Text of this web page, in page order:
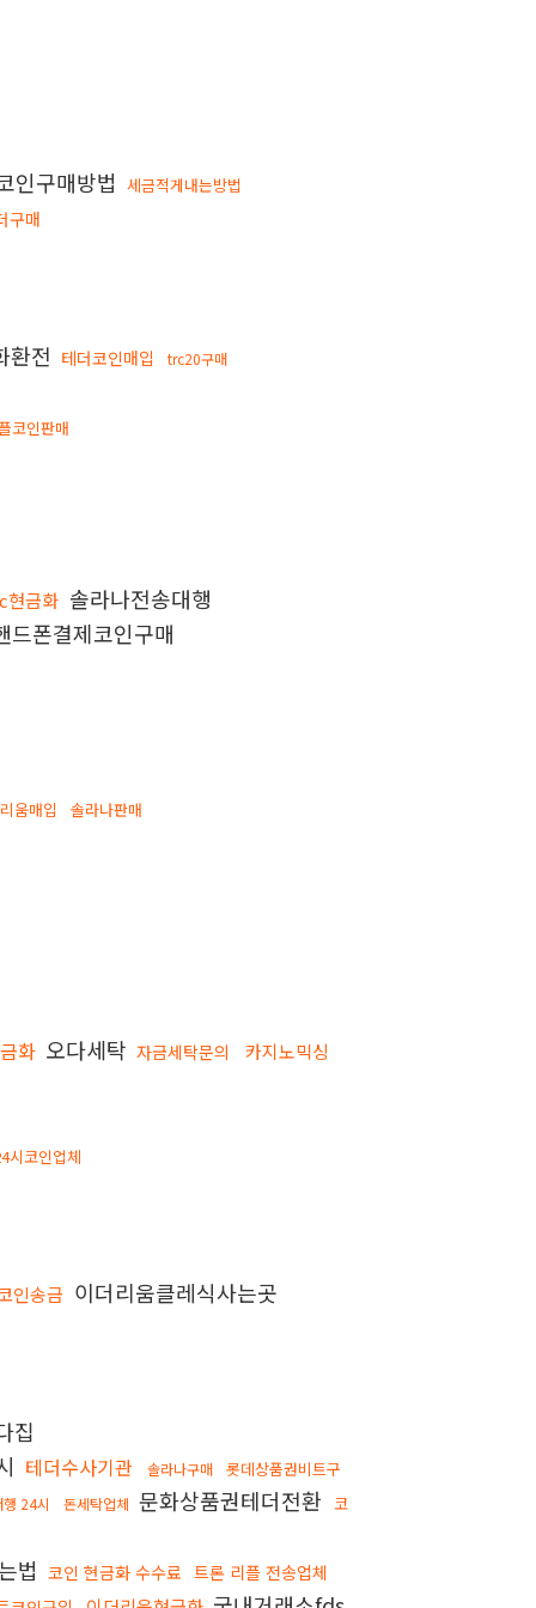
인구매방법
세금적게내는방법
구매
환전 테더코인매입 trc20구매
코인판매
현금화 솔라나전송대행
드폰결제코인구매
움매입 솔라나판매
화 오다세탁 자금세탁문의 카지노믹싱
시코인업체
인송금 이더리움클레식사는곳
집
테더수사기관 솔라나구매
롯데상품권비트구
24시 돈세탁업체 문화상품권테더전환
코
법 코인 현금화 수수료 트론 리플 전송업체